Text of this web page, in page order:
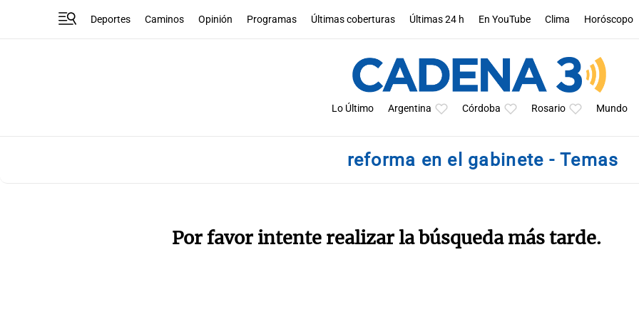
Deportes Caminos Opinión Programas Últimas coberturas Últimas 24 h En YouTube Clima Horóscopo
Lo Último Argentina Córdoba Rosario Mundo
reforma en el gabinete - Temas
Por favor intente realizar la búsqueda más tarde.